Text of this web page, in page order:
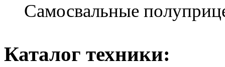
Самосвальные
Каталог техники: